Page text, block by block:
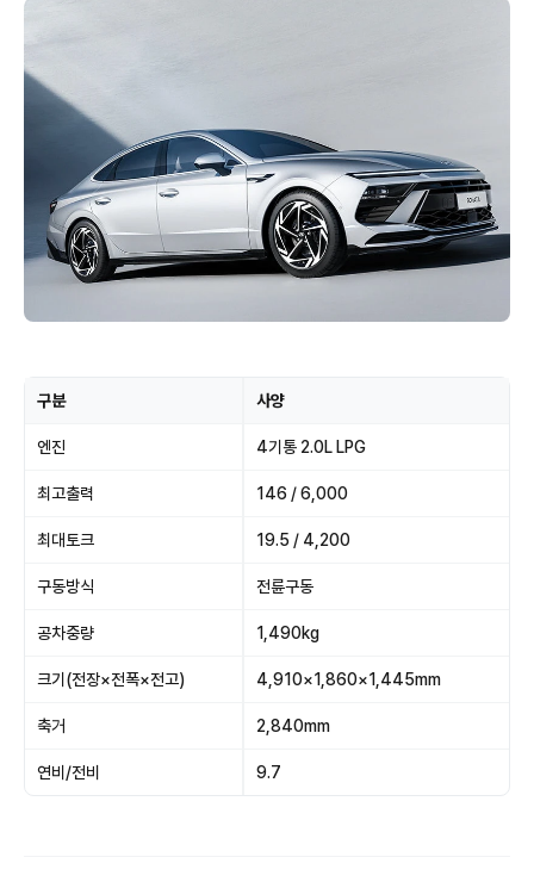
구분 사양
엔진 4기통 2.0L LPG
최고출력 146 / 6,000
최대토크 19.5 / 4,200
구동방식 전륜구동
공차중량 1,490kg
크기(전장×전폭×전고) 4,910×1,860×1,445mm
축거 2,840mm
연비/전비 9.7